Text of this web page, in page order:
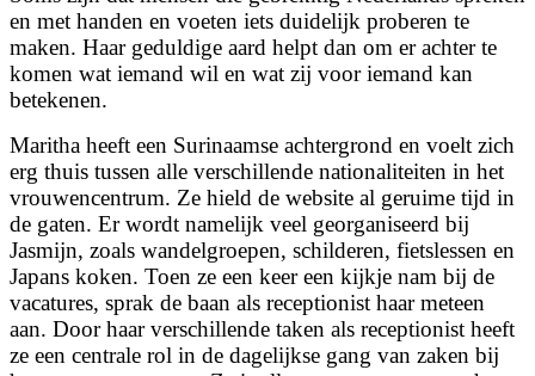
en met handen en voeten iets duidelijk proberen te
maken. Haar geduldige aard helpt dan om er achter te
komen wat iemand wil en wat zij voor iemand kan
betekenen.
Maritha heeft een Surinaamse achtergrond en voelt zich
erg thuis tussen alle verschillende nationaliteiten in het
vrouwencentrum. Ze hield de website al geruime tijd in
de gaten. Er wordt namelijk veel georganiseerd bij
Jasmijn, zoals wandelgroepen, schilderen, fietslessen en
Japans koken. Toen ze een keer een kijkje nam bij de
vacatures, sprak de baan als receptionist haar meteen
aan. Door haar verschillende taken als receptionist heeft
ze een centrale rol in de dagelijkse gang van zaken bij